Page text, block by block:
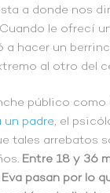
a donde nos
le ofrecí
a hacer un
al otro del
público como
un padre, el
tales arrebatos
Entre 18 y 36
pasan por lo